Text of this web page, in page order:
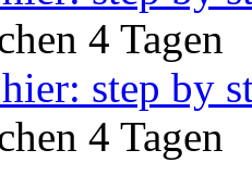
4 Tagen
step by
4 Tagen